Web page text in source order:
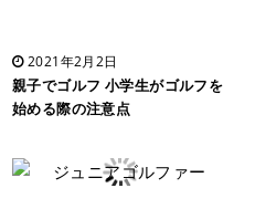
2021年2月2日
親子でゴルフ 小学生がゴルフを
始める際の注意点